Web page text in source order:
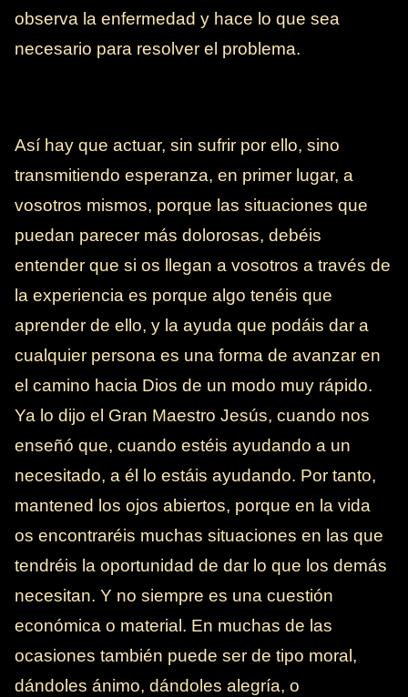
observa la enfermedad y hace lo que sea
necesario para resolver el problema.
Así hay que actuar, sin sufrir por ello, sino
transmitiendo esperanza, en primer lugar, a
vosotros mismos, porque las situaciones que
puedan parecer más dolorosas, debéis
entender que si os llegan a vosotros a través de
la experiencia es porque algo tenéis que
aprender de ello, y la ayuda que podáis dar a
cualquier persona es una forma de avanzar en
el camino hacia Dios de un modo muy rápido.
Ya lo dijo el Gran Maestro Jesús, cuando nos
enseñó que, cuando estéis ayudando a un
necesitado, a él lo estáis ayudando. Por tanto,
mantened los ojos abiertos, porque en la vida
os encontraréis muchas situaciones en las que
tendréis la oportunidad de dar lo que los demás
necesitan. Y no siempre es una cuestión
económica o material. En muchas de las
ocasiones también puede ser de tipo moral,
dándoles ánimo, dándoles alegría, o